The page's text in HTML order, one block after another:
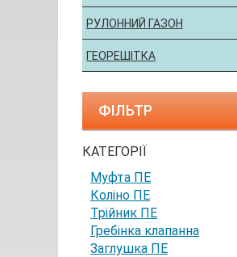
РУЛОННИЙ ГАЗОН
ГЕОРЕШІТКА
ФІЛЬТР
КАТЕГОРІЇ
Муфта ПЕ
Коліно ПЕ
Трійник ПЕ
Гребінка клапанна
Заглушка ПЕ